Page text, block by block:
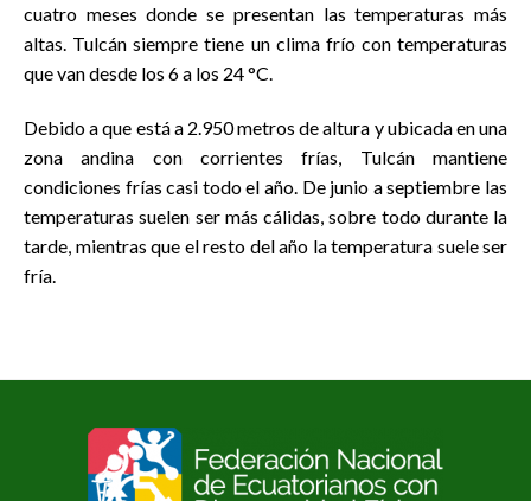
cuatro meses donde se presentan las temperaturas más
altas. Tulcán siempre tiene un clima frío con temperaturas
que van desde los 6 a los 24 °C.
Debido a que está a 2.950 metros de altura y ubicada en una
zona andina con corrientes frías, Tulcán mantiene
condiciones frías casi todo el año. De junio a septiembre las
temperaturas suelen ser más cálidas, sobre todo durante la
tarde, mientras que el resto del año la temperatura suele ser
fría.